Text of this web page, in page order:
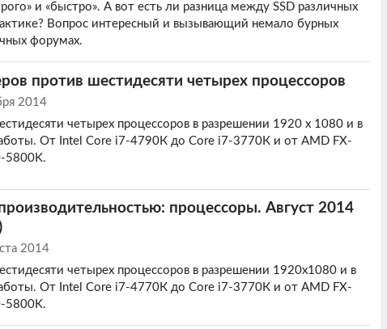
и «быстро». А вот есть ли разница между SSD различных
Вопрос интересный и вызывающий немало бурных
форумах.
против шестидесяти четырех процессоров
2014
четырех процессоров в разрешении 1920 х 1080 и в
От Intel Core i7-4790К до Core i7-3770К и от AMD FX-
5800K.
процессоры. Август 2014
2014
четырех процессоров в разрешении 1920х1080 и в
От Intel Core i7-4770К до Core i7-3770К и от AMD FX-
5800K.